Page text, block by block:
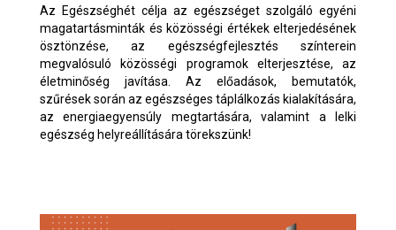
Az Egészséghét célja az egészséget szolgáló egyéni
magatartásminták és közösségi értékek elterjedésének
ösztönzése, az egészségfejlesztés színterein
megvalósuló közösségi programok elterjesztése, az
életminőség javítása. Az előadások, bemutatók,
szűrések során az egészséges táplálkozás kialakítására,
az energiaegyensúly megtartására, valamint a lelki
egészség helyreállítására törekszünk!